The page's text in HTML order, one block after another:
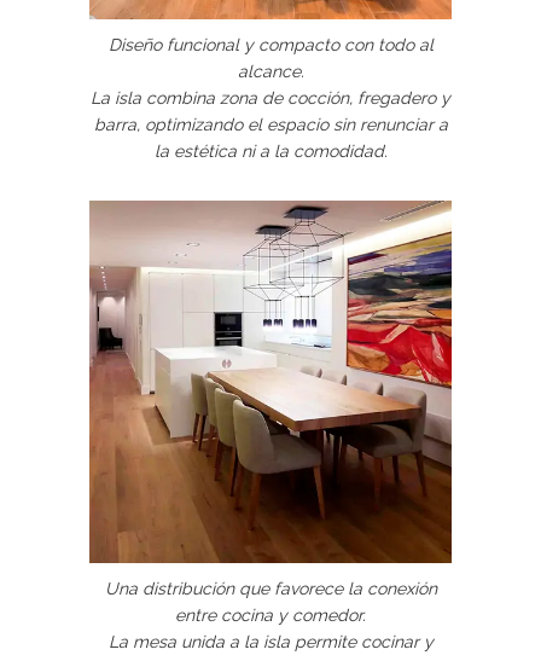
Diseño funcional y compacto con todo al
alcance.
La isla combina zona de cocción, fregadero y
barra, optimizando el espacio sin renunciar a
la estética ni a la comodidad.
Una distribución que favorece la conexión
entre cocina y comedor.
La mesa unida a la isla permite cocinar y